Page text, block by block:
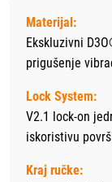
Materijal:
Ekskluzivni
prigušenje
Lock System:
V2.1 lock-on
iskoristivu
Kraj ručke: